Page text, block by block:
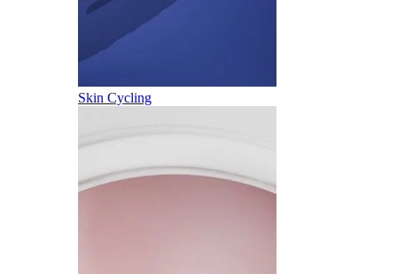
Skin Cycling